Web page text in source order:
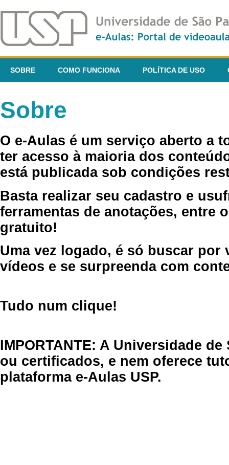
SOBRE COMO FUNCIONA POLÍTICA DE USO
Sobre
O e-Aulas é um serviço aberto a
ter acesso à maioria dos
está publicada sob condições
Basta realizar seu cadastro e
ferramentas de anotações, entre
gratuito!
Uma vez logado, é só buscar por
vídeos e se surpreenda com
Tudo num clique!
IMPORTANTE: A Universidade
ou certificados, e nem oferece
plataforma e-Aulas USP.